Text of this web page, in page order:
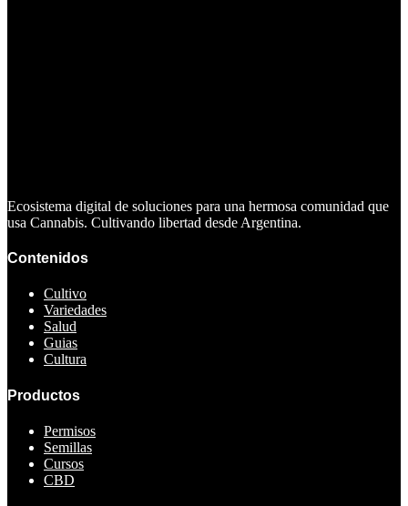
Ecosistema digital de soluciones para una hermosa comunidad que
usa Cannabis. Cultivando libertad desde Argentina.
Contenidos
Cultivo
Variedades
Salud
Guias
Cultura
Productos
Permisos
Semillas
Cursos
CBD